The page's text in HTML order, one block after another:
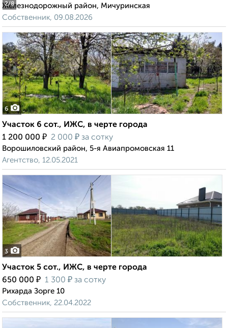
2/8
Железнодорожный район, Мичуринская
Собственник, 09.08.2026
6
Участок 6 сот., ИЖС, в черте города
1 200 000 ₽ 2 000 ₽ за сотку
Ворошиловский район, 5-я Авиапромовская 11
Агентство, 12.05.2021
3
Участок 5 сот., ИЖС, в черте города
650 000 ₽ 1 300 ₽ за сотку
Рихарда Зорге 10
Собственник, 22.04.2022